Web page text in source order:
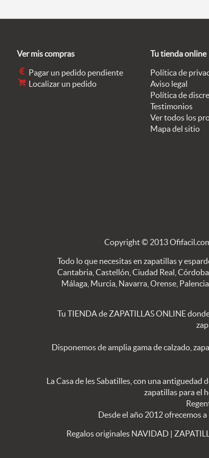
Ver mis compras
Pagar un pedido pendiente
Localizar un pedido
Tu tienda online
Política de
Aviso legal
Política de
Testimonios
Ver todos los
Mapa del sitio
Copyright © 2013
Todo lo que necesitas en zapatillas y
Cantabria, Castellón, Ciudad Real,
Málaga, Murcia, Navarra, Orense,
Tu TIENDA de ZAPATILLAS ONLINE
Disponemos de amplia gama de calzado,
La Casa de les Sabatilles, con una
zapatillas para el
Desde el año 2012 ofrecemos
Regalos originales NAVIDAD